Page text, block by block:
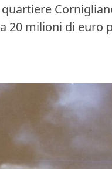
20 milioni di euro